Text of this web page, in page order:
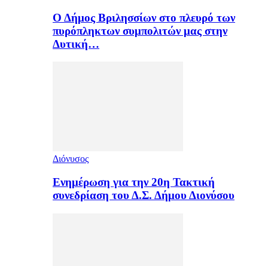
Ο Δήμος Βριλησσίων στο πλευρό των
πυρόπληκτων συμπολιτών μας στην
Δυτική…
Διόνυσος
Ενημέρωση για την 20η Τακτική
συνεδρίαση του Δ.Σ. Δήμου Διονύσου